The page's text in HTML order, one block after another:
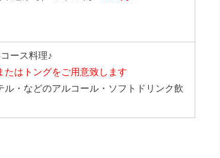
ース料理♪
はトングをご用意致します
ル・などのアルコール・ソフトドリンク飲